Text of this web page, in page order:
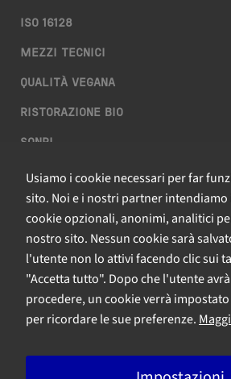
ISO 16128
MEZZI TECNICI
QUALITÀ VEGANA
RISTORAZIONE BIO
SQNPI
QCERTIFICAZIONI S.R.L. A
Via Paolo Frajese, 37 – 53100 Siena
tel. +39 0577 327234 - fax +39 0577 329907 -
P.IVA n. 01273640522
Capitale Sociale € 90.000,00 i.v.
Iscrizione Registro delle imprese di Siena n.
134249
Usiamo i cookie necessari per far
sito. Noi e i nostri partner
cookie opzionali, anonimi, analitici
nostro sito. Nessun cookie sarà
l'utente non lo attivi facendo clic sui
"Accetta tutto". Dopo che l'utente
procedere, un cookie verrà
per ricordare le sue preferenze.